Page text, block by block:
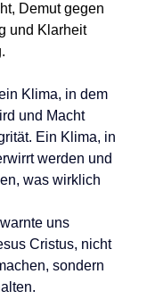
Demut gegen
und Klarheit
Klima, in dem
und Macht
Ein Klima, in
werden und
was wirklich
uns
Cristus, nicht
sondern